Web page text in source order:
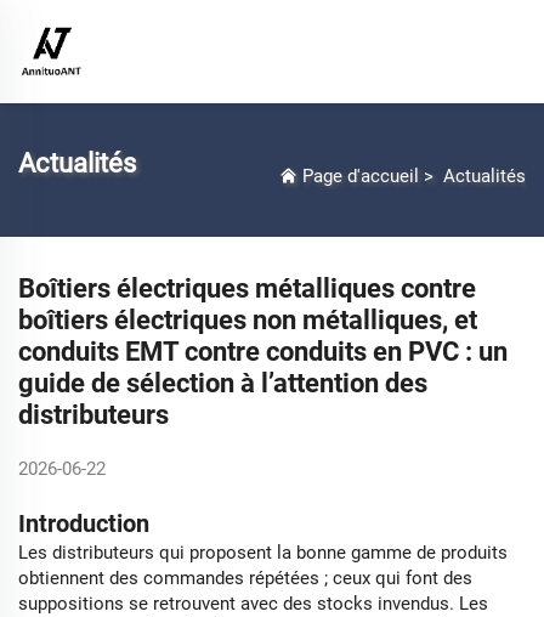
Actualités Page d'accueil > Actualités
Boîtiers électriques métalliques contre
boîtiers électriques non métalliques, et
conduits EMT contre conduits en PVC : un
guide de sélection à l’attention des
distributeurs
2026-06-22
Introduction
Les distributeurs qui proposent la bonne gamme de produits
obtiennent des commandes répétées ; ceux qui font des
suppositions se retrouvent avec des stocks invendus. Les